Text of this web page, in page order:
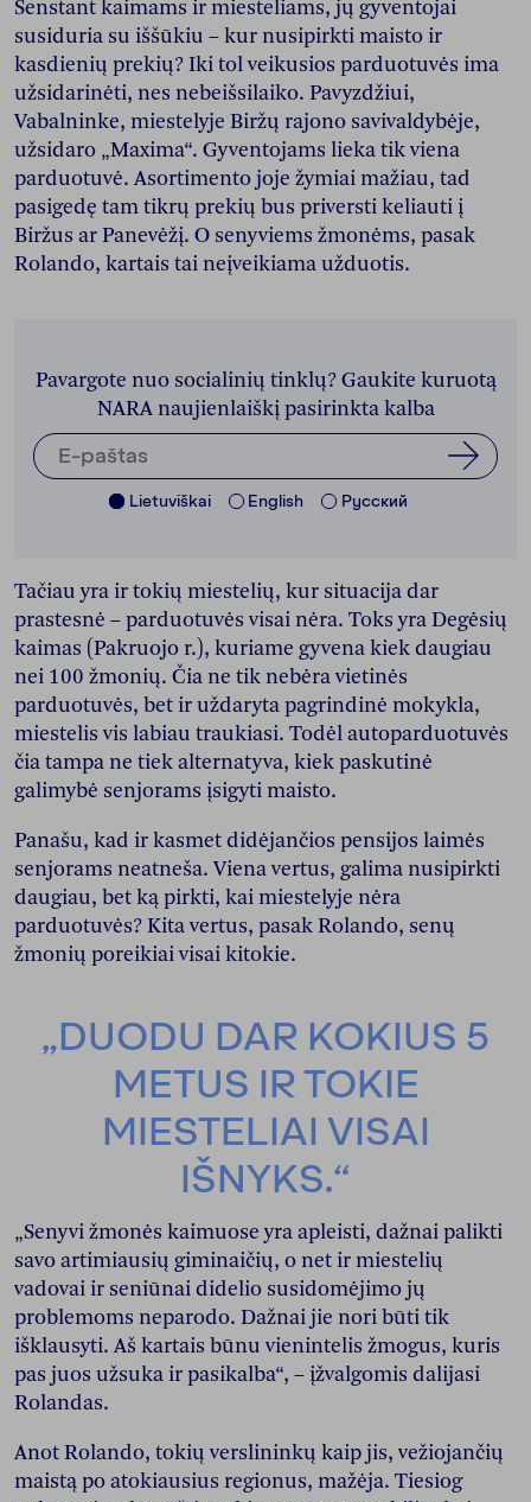
Senstant kaimams ir miesteliams, jų gyventojai
susiduria su iššūkiu – kur nusipirkti maisto ir
kasdienių prekių? Iki tol veikusios parduotuvės ima
užsidarinėti, nes nebeišsilaiko. Pavyzdžiui,
Vabalninke, miestelyje Biržų rajono savivaldybėje,
užsidaro „Maxima“. Gyventojams lieka tik viena
parduotuvė. Asortimento joje žymiai mažiau, tad
pasigedę tam tikrų prekių bus priversti keliauti į
Biržus ar Panevėžį. O senyviems žmonėms, pasak
Rolando, kartais tai neįveikiama užduotis.
Pavargote nuo socialinių tinklų? Gaukite kuruotą
NARA naujienlaiškį pasirinkta kalba
Lietuviškai English Pусский
Tačiau yra ir tokių miestelių, kur situacija dar
prastesnė – parduotuvės visai nėra. Toks yra Degėsių
kaimas (Pakruojo r.), kuriame gyvena kiek daugiau
nei 100 žmonių. Čia ne tik nebėra vietinės
parduotuvės, bet ir uždaryta pagrindinė mokykla,
miestelis vis labiau traukiasi. Todėl autoparduotuvės
čia tampa ne tiek alternatyva, kiek paskutinė
galimybė senjorams įsigyti maisto.
Panašu, kad ir kasmet didėjančios pensijos laimės
senjorams neatneša. Viena vertus, galima nusipirkti
daugiau, bet ką pirkti, kai miestelyje nėra
parduotuvės? Kita vertus, pasak Rolando, senų
žmonių poreikiai visai kitokie.
„DUODU DAR KOKIUS 5
METUS IR TOKIE
MIESTELIAI VISAI
IŠNYKS.“
„Senyvi žmonės kaimuose yra apleisti, dažnai palikti
savo artimiausių giminaičių, o net ir miestelių
vadovai ir seniūnai didelio susidomėjimo jų
problemoms neparodo. Dažnai jie nori būti tik
išklausyti. Aš kartais būnu vienintelis žmogus, kuris
pas juos užsuka ir pasikalba“, – įžvalgomis dalijasi
Rolandas.
Anot Rolando, tokių verslininkų kaip jis, vežiojančių
maistą po atokiausius regionus, mažėja. Tiesiog